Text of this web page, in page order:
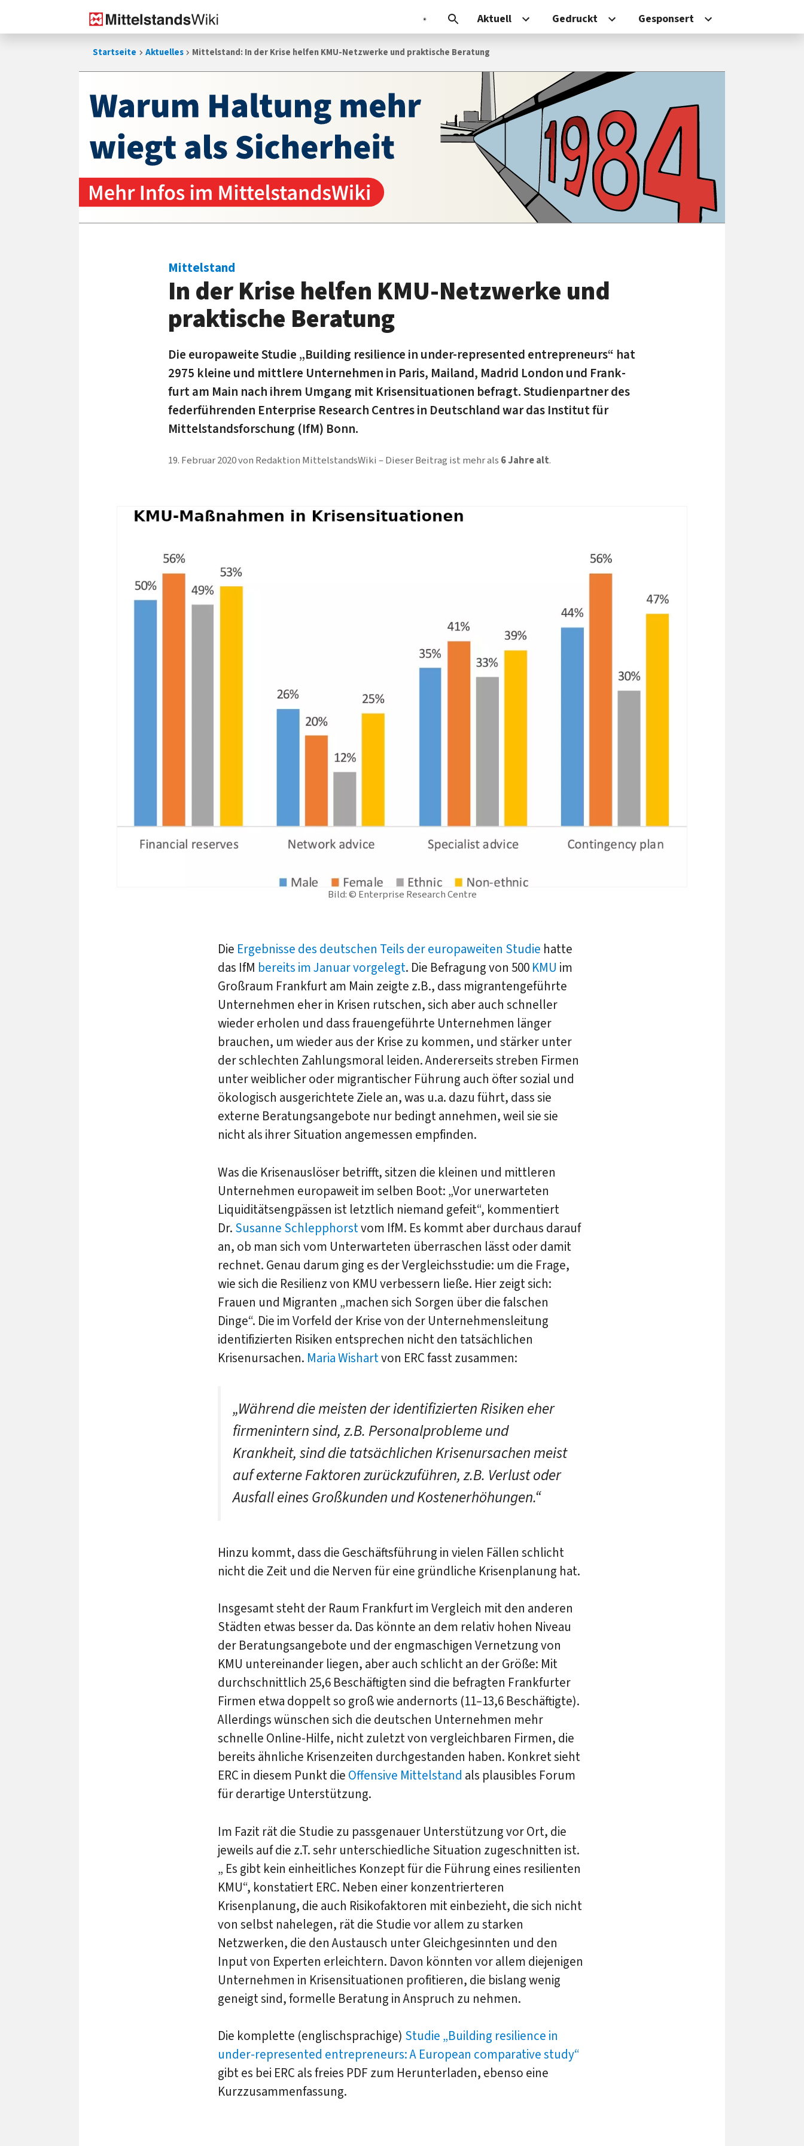
Aktuell Gedruckt Gesponsert
Startseite Aktuelles Mittelstand: In der Krise helfen KMU-Netz­werke und praktische Beratung
Bild: © Enterprise Research Centre
Mittelstand
In der Krise helfen KMU-Netz­werke und
praktische Beratung
Die europaweite Studie „Building resilience in under-represented entre­preneurs“ hat
2975 kleine und mittlere Unter­nehmen in Paris, Mailand, Madrid London und Frank­
furt am Main nach ihrem Um­gang mit Krisen­situationen befragt. Studien­partner des
feder­führenden Enter­prise Research Centres in Deutsch­land war das Institut für
Mittel­stands­forschung (IfM) Bonn.
19. Februar 2020von Redaktion MittelstandsWiki Dieser Beitrag ist mehr als 6 Jahre alt.
Die Ergebnisse des deutschen Teils der europaweiten Studie hatte
das IfM bereits im Januar vorgelegt. Die Befragung von 500 KMU im
Großraum Frankfurt am Main zeigte z.B., dass migrantengeführte
Unternehmen eher in Krisen rutschen, sich aber auch schneller
wieder erholen und dass frauengeführte Unternehmen länger
brauchen, um wieder aus der Krise zu kommen, und stärker unter
der schlechten Zahlungsmoral leiden. Andererseits streben Firmen
unter weiblicher oder migrantischer Führung auch öfter sozial und
ökologisch ausgerichtete Ziele an, was u.a. dazu führt, dass sie
externe Beratungsangebote nur bedingt annehmen, weil sie sie
nicht als ihrer Situation angemessen empfinden.
Was die Krisenauslöser betrifft, sitzen die kleinen und mittleren
Unternehmen europaweit im selben Boot: „Vor unerwarteten
Liquiditätsengpässen ist letztlich niemand gefeit“, kommentiert
Dr. Susanne Schlepphorstvom IfM. Es kommt aber durchaus darauf
an, ob man sich vom Unterwarteten überraschen lässt oder damit
rechnet. Genau darum ging es der Vergleichsstudie: um die Frage,
wie sich die Resilienz von KMU verbessern ließe. Hier zeigt sich:
Frauen und Migranten „machen sich Sorgen über die falschen
Dinge“. Die im Vorfeld der Krise von der Unternehmensleitung
identifizierten Risiken entsprechen nicht den tatsächlichen
Krisenursachen. Maria Wishartvon ERC fasst zusammen:
„Während die meisten der identifizierten Risiken eher
firmenintern sind, z.B. Personalprobleme und
Krankheit, sind die tatsächlichen Krisenursachen meist
auf externe Faktoren zurückzuführen, z.B. Verlust oder
Ausfall eines Großkunden und Kostenerhöhungen.“
Hinzu kommt, dass die Geschäftsführung in vielen Fällen schlicht
nicht die Zeit und die Nerven für eine gründliche Krisenplanung hat.
Insgesamt steht der Raum Frankfurt im Vergleich mit den anderen
Städten etwas besser da. Das könnte an dem relativ hohen Niveau
der Beratungsangebote und der engmaschigen Vernetzung von
KMU untereinander liegen, aber auch schlicht an der Größe: Mit
durchschnittlich 25,6 Beschäftigten sind die befragten Frankfurter
Firmen etwa doppelt so groß wie andernorts (11–13,6 Beschäftigte).
Allerdings wünschen sich die deutschen Unternehmen mehr
schnelle Online-Hilfe, nicht zuletzt von vergleichbaren Firmen, die
bereits ähnliche Krisenzeiten durchgestanden haben. Konkret sieht
ERC in diesem Punkt die Offensive Mittelstand als plausibles Forum
für derartige Unterstützung.
Im Fazit rät die Studie zu passgenauer Unterstützung vor Ort, die
jeweils auf die z.T. sehr unterschiedliche Situation zugeschnitten ist.
„ Es gibt kein einheitliches Konzept für die Führung eines resilienten
KMU“, konstatiert ERC. Neben einer konzentrierteren
Krisenplanung, die auch Risikofaktoren mit einbezieht, die sich nicht
von selbst nahelegen, rät die Studie vor allem zu starken
Netzwerken, die den Austausch unter Gleichgesinnten und den
Input von Experten erleichtern. Davon könnten vor allem diejenigen
Unternehmen in Krisensituationen profitieren, die bislang wenig
geneigt sind, formelle Beratung in Anspruch zu nehmen.
Die komplette (englischsprachige) Studie „Building resilience in
under-represented entrepreneurs: A European comparative study“
gibt es bei ERC als freies PDF zum Herunterladen, ebenso eine
Kurzzusammenfassung.